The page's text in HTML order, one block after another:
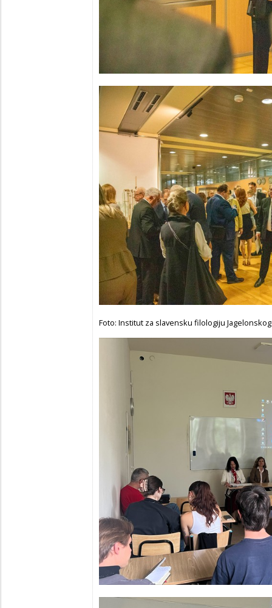
Foto: Institut za slavensku filologiju